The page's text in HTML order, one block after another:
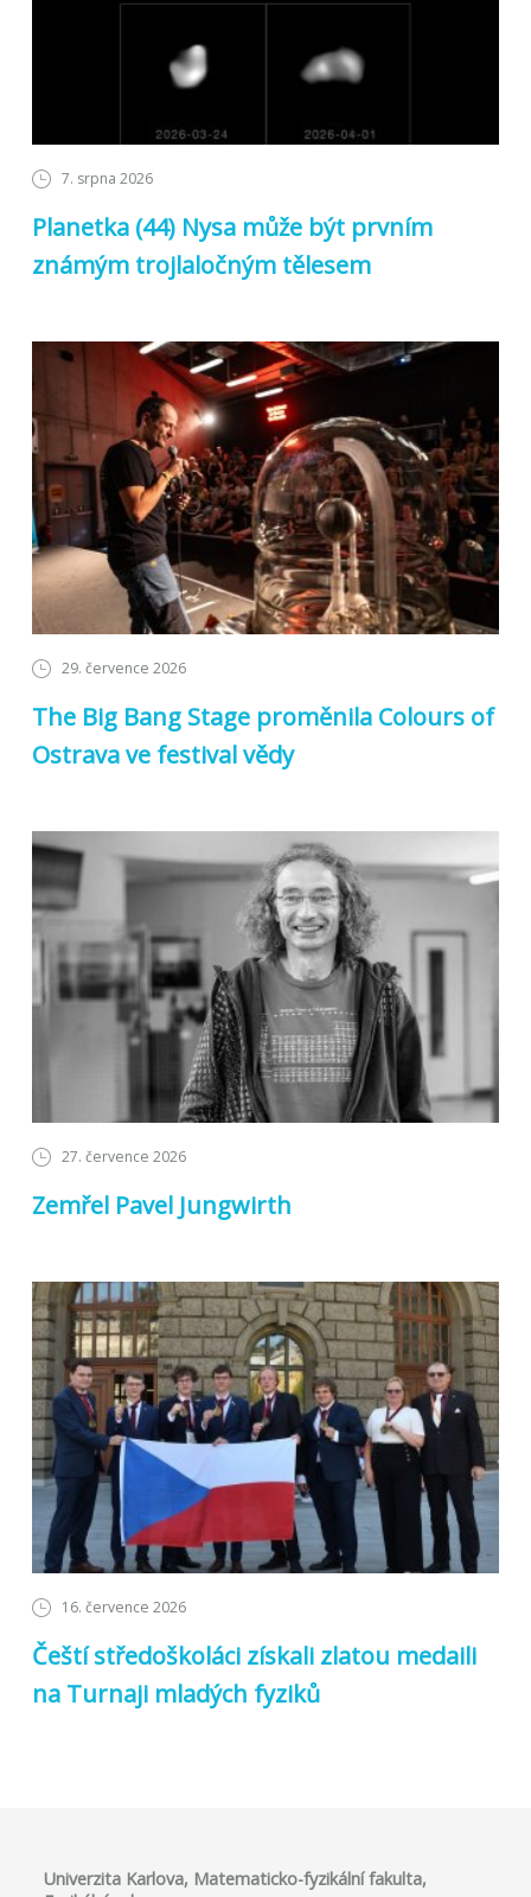
7. srpna 2026
Planetka (44) Nysa může být prvním
známým trojlaločným tělesem
29. července 2026
The Big Bang Stage proměnila Colours of
Ostrava ve festival vědy
27. července 2026
Zemřel Pavel Jungwirth
16. července 2026
Čeští středoškoláci získali zlatou medaili
na Turnaji mladých fyziků
Univerzita Karlova, Matematicko-fyzikální fakulta,